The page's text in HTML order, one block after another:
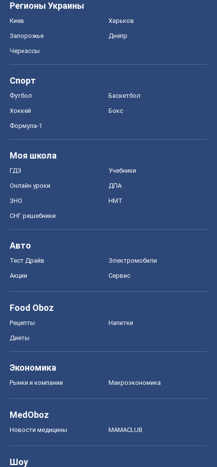
Регионы Украины
Киев Харьков
Запорожье Днепр
Черкассы
Спорт
Футбол Баскетбол
Хоккей Бокс
Формула-1
Моя школа
ГДЗ Учебники
Онлайн уроки ДПА
ЗНО НМТ
СНГ решебники
Авто
Тест Драйв Электромобили
Акции Сервис
Food Oboz
Рецепты Напитки
Диеты
Экономика
Рынки и компании Mакроэкономика
MedOboz
Новости медицины MAMACLUB
Шоу